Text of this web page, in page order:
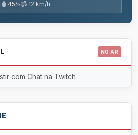
45% 12 km/h
NO AR
com Chat na Twitch